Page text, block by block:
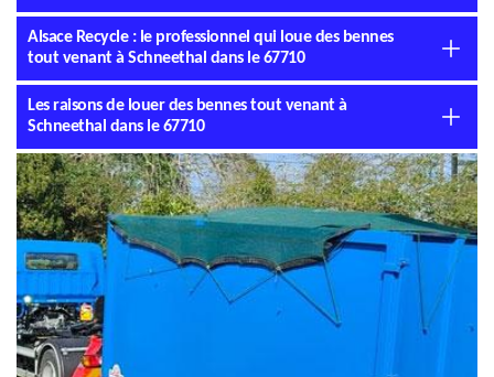
Alsace Recycle : le professionnel qui loue des bennes
tout venant à Schneethal dans le 67710
Les raisons de louer des bennes tout venant à
Schneethal dans le 67710